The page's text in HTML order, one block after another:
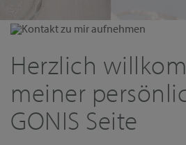
Kontakt zu mir aufnehmen
Herzlich
meiner
GONIS Seite